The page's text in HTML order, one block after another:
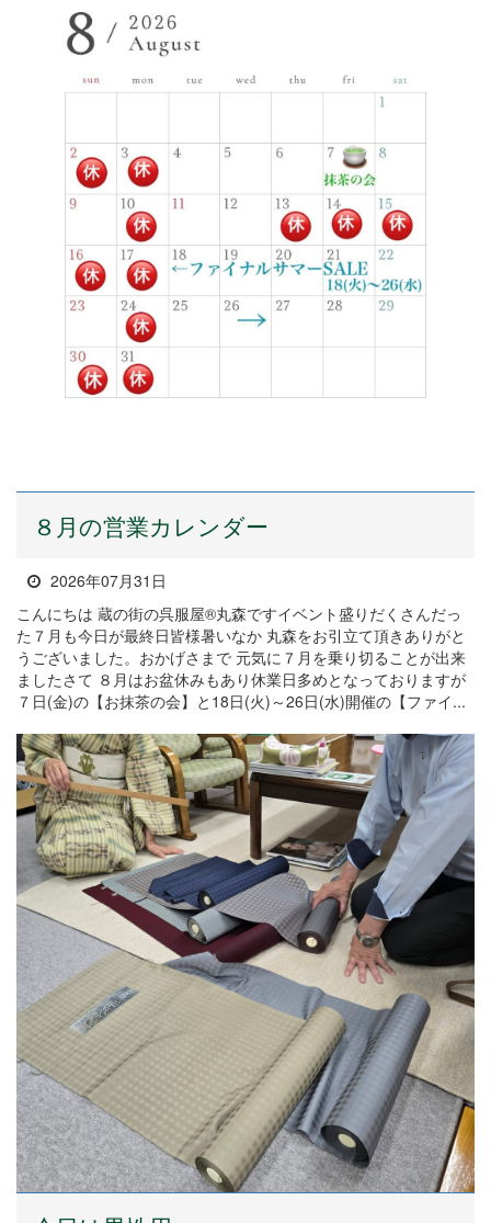
８月の営業カレンダー
2026年07月31日
こんにちは 蔵の街の呉服屋®丸森ですイベント盛りだくさんだっ
た７月も今日が最終日皆様暑いなか 丸森をお引立て頂きありがと
うございました。おかげさまで 元気に７月を乗り切ることが出来
ましたさて ８月はお盆休みもあり休業日多めとなっておりますが
７日(金)の【お抹茶の会】と18日(火)～26日(水)開催の【ファイ...